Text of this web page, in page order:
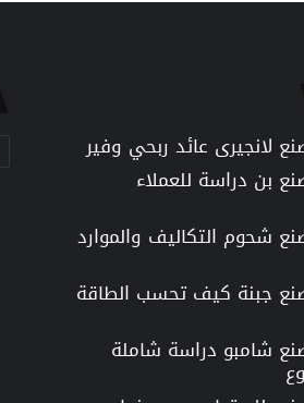
لانجيرى عائد ربحي وفير
بن دراسة للعملاء
شحوم التكاليف والموارد
جبنة كيف تحسب الطاقة
شامبو دراسة شاملة